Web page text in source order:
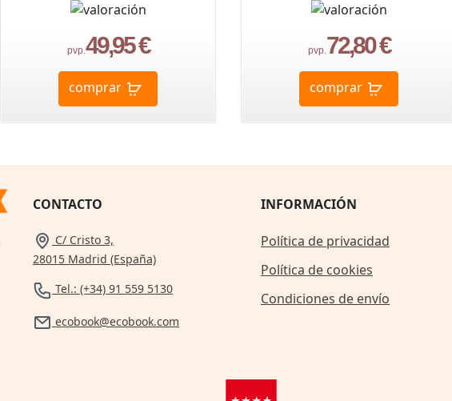
pvp.49,95 €
comprar
pvp.72,80 €
comprar
CONTACTO
C/ Cristo 3,
28015 Madrid (España)
Tel.: (+34) 91 559 5130
ecobook@ecobook.com
INFORMACIÓN
Política de privacidad
Política de cookies
Condiciones de envío